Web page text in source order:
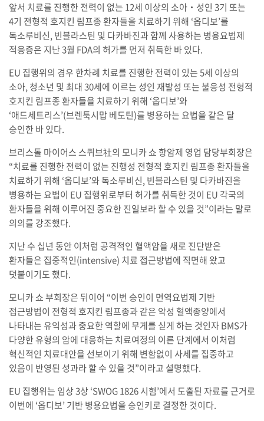
앞서 치료를 진행한 전력이 없는 12세 이상의 소아‧성인 3기 또는
4기 전형적 호지킨 림프종 환자들을 치료하기 위해 ‘옵디보’를
독소루비신, 빈블라스틴 및 다카바진과 함께 사용하는 병용요법제
적응증은 지난 3월 FDA의 허가를 먼저 취득한 바 있다.
EU 집행위의 경우 한차례 치료를 진행한 전력이 있는 5세 이상의
소아, 청소년 및 최대 30세에 이르는 성인 재발성 또는 불응성 전형적
호지킨 림프종 환자들을 치료하기 위해 ‘옵디보’와
‘애드세트리스’(브렌툭시맙 베도틴)를 병용하는 요법을 같은 달
승인한 바 있다.
브리스톨 마이어스 스퀴브社의 모니카 쇼 항암제 영업 담당부회장은
“치료를 진행한 전력이 없는 진행성 전형적 호지킨 림프종 환자들을
치료하기 위해 ‘옵디보’와 독소루비신, 빈블라스틴 및 다카바진을
병용하는 요법이 EU 집행위로부터 허가를 취득한 것이 EU 각국의
환자들을 위해 이루어진 중요한 진일보라 할 수 있을 것”이라는 말로
의의를 강조했다.
지난 수 십년 동안 이처럼 공격적인 혈액암을 새로 진단받은
환자들은 집중적인(intensive) 치료 접근방법에 직면해 왔고
덧붙이기도 했다.
모니카 쇼 부회장은 뒤이어 “이번 승인이 면역요법제 기반
접근방법이 전형적 호지킨 림프종과 같은 악성 혈액종양에서
나타내는 유익성과 중요한 역할에 무게를 싣게 하는 것인자 BMS가
다양한 유형의 암에 대응하는 치료여정의 이른 단계에서 이처럼
혁신적인 치료대안을 선보이기 위해 변함없이 사세를 집중하고
있음이 반영된 성과라 할 수 있을 것”이라고 설명했다.
EU 집행위는 임상 3상 ‘SWOG 1826 시험’에서 도출된 자료를 근거로
이번에 ‘옵디보’ 기반 병용요법을 승인키로 결정한 것이다.